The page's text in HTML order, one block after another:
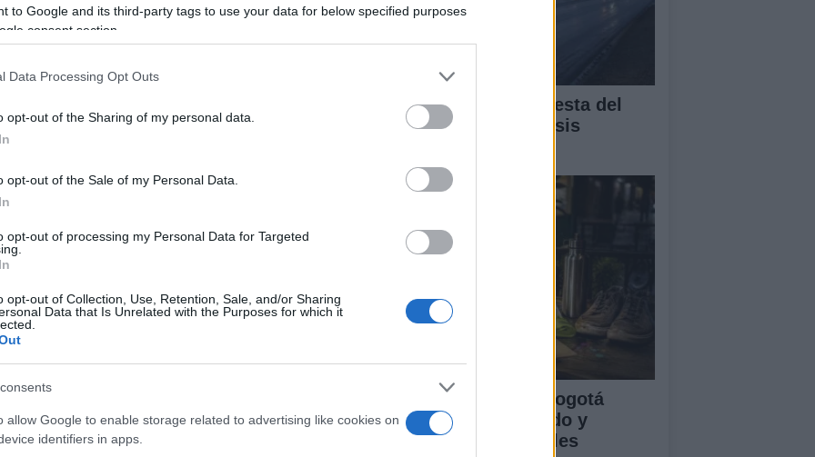
to Google and its third-party tags to use your data for below specified purposes
consent section.
Data Processing Opt Outs
opt-out of the Sharing of my personal data.
opt-out of the Sale of my Personal Data.
opt-out of processing my Personal Data for Targeted
opt-out of Collection, Use, Retention, Sale, and/or Sharing
Data that Is Unrelated with the Purposes for which it
allow Google to enable storage related to advertising like cookies on
identifiers in apps.
varios envíos de paquetería desde Madrid con
juguetes para niños.
envíos donde ocultaban las pastillas de
mediante un doble fondo.
la investigación que ha permitido desenmarañar el
detenidos. Tomaban numerosas medidas de
y detenidos.
Análisis de la respuesta del
Gobierno ante la crisis
Ciclovía Nocturna Bogotá
2026: fecha, recorrido y
actividades especiales